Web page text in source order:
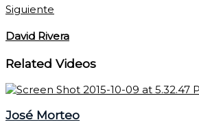
Siguiente
David Rivera
Related Videos
José Morteo